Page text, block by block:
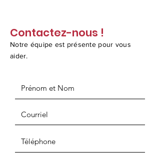
Contactez-nous !
Notre équipe est présente pour vous
aider.